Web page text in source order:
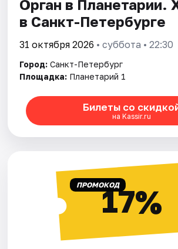
Орган в Планетарии.
в Санкт-Петербурге
31 октября 2026 • суббота • 22:30
Город: Санкт-Петербург
Площадка: Планетарий 1
Билеты со
на Kassir.ru
ПРОМОКОД17%